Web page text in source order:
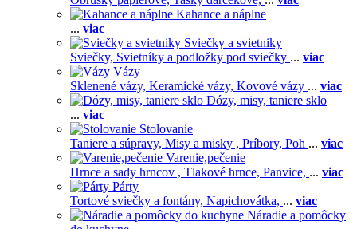
Kahance a náplne
... viac
Sviečky a svietniky
Sviečky, Svietníky a podložky pod sviečky ... viac
Vázy
Sklenené vázy, Keramické vázy, Kovové vázy ... viac
Dózy, misy, taniere sklo
... viac
Stolovanie
Taniere a súpravy, Misy a misky , Príbory, Poh ... viac
Varenie,pečenie
Hrnce a sady hrncov , Tlakové hrnce, Panvice, ... viac
Párty
Tortové sviečky a fontány, Napichovátka, ... viac
Náradie a pomôcky